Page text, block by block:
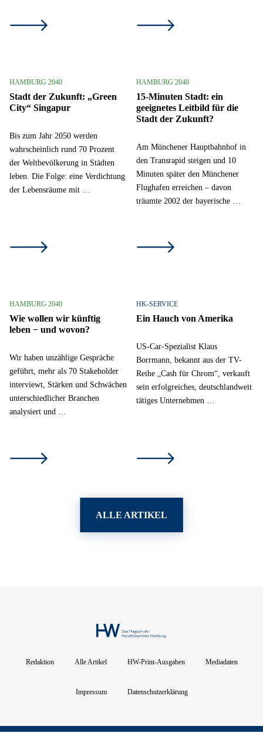
HAMBURG 2040
Stadt der Zukunft: „Green
City“ Singapur
Bis zum Jahr 2050 werden
wahrscheinlich rund 70 Prozent
der Weltbevölkerung in Städten
leben. Die Folge: eine Verdichtung
der Lebensräume mit …
HAMBURG 2040
15-Minuten Stadt: ein
geeignetes Leitbild für die
Stadt der Zukunft?
Am Münchener Hauptbahnhof in
den Transrapid steigen und 10
Minuten später den Münchener
Flughafen erreichen – davon
träumte 2002 der bayerische …
HAMBURG 2040
Wie wollen wir künftig
leben − und wovon?
Wir haben unzählige Gespräche
geführt, mehr als 70 Stakeholder
interviewt, Stärken und Schwächen
unterschiedlicher Branchen
analysiert und …
HK-SERVICE
Ein Hauch von Amerika
US-Car-Spezialist Klaus
Borrmann, bekannt aus der TV-
Reihe „Cash für Chrom“, verkauft
sein erfolgreiches, deutschlandweit
tätiges Unternehmen …
ALLE ARTIKEL
Redaktion Alle Artikel HW-Print-Ausgaben Mediadaten
Impressum Datenschutzerklärung